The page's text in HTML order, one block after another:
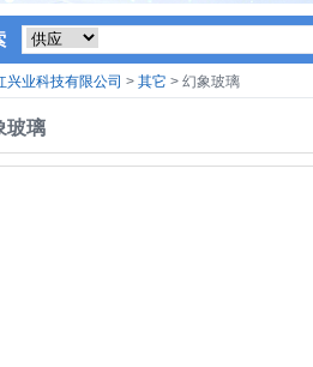
兴业科技有限公司 > 其它 > 幻象玻璃
玻璃